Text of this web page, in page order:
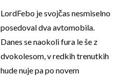
LordFebo je svojčas nesmiselno
posedoval dva avtomobila.
Danes se naokoli fura le še z
dvokolesom, v redkih trenutkih
hude nuje pa po novem